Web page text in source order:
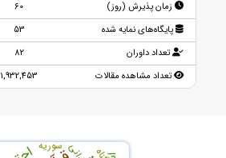
زمان پذیرش (روز)
60
پایگاه‌های نمایه شده
53
تعداد داوران
82
تعداد مشاهده مقالات
1,932,453
سوریه